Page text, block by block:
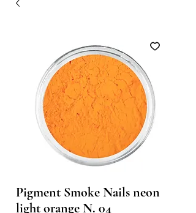
Pigment Smoke Nails neon
light orange N. 04